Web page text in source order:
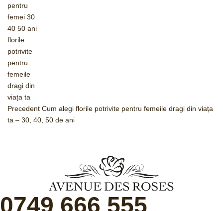
Precedent Cum alegi florile potrivite pentru femeile dragi din viața
ta – 30, 40, 50 de ani
0749 666 555